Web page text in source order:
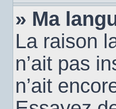
» Ma
La raison
n’ait pas
n’ait